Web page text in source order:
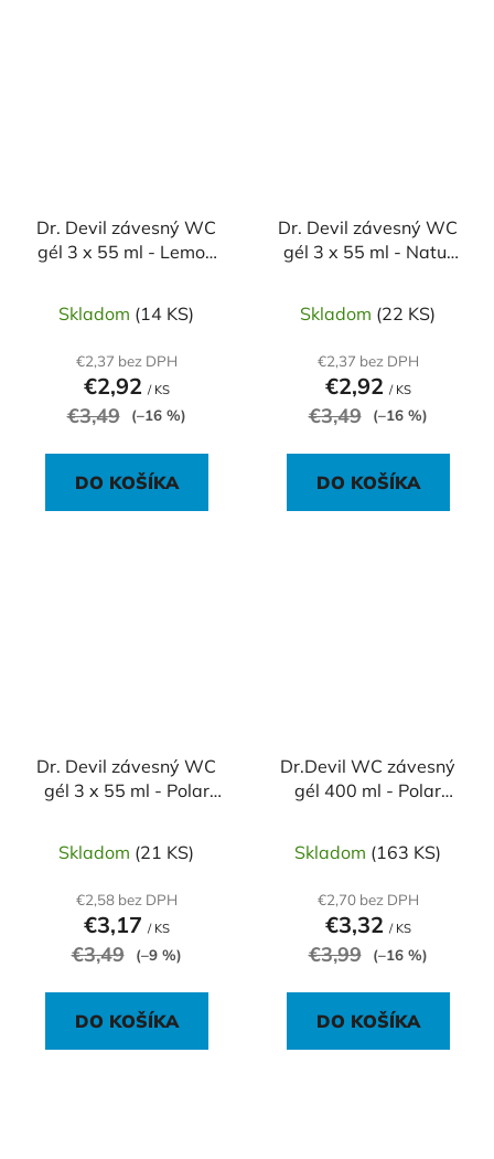
Dr. Devil závesný WC
gél 3 x 55 ml - Lemon
Skladom (14 KS)
€2,37 bez DPH
€2,92 / KS
€3,49 (–16 %)
DO KOŠÍKA
Dr. Devil závesný WC
gél 3 x 55 ml - Natur
Skladom (22 KS)
€2,37 bez DPH
€2,92 / KS
€3,49 (–16 %)
DO KOŠÍKA
Dr. Devil závesný WC
gél 3 x 55 ml - Polar
Skladom (21 KS)
€2,58 bez DPH
€3,17 / KS
€3,49 (–9 %)
DO KOŠÍKA
Dr.Devil WC závesný
gél 400 ml - Polar
Skladom (163 KS)
€2,70 bez DPH
€3,32 / KS
€3,99 (–16 %)
DO KOŠÍKA